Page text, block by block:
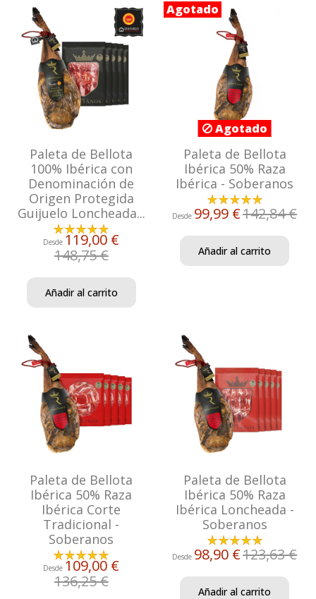
Paleta de Bellota
100% Ibérica con
Denominación de
Origen Protegida
Guijuelo Loncheada...
Desde 119,00 €
148,75 €
Añadir al carrito
Agotado
Agotado
Paleta de Bellota
Ibérica 50% Raza
Ibérica - Soberanos
Desde 99,99 €142,84 €
Añadir al carrito
Paleta de Bellota
Ibérica 50% Raza
Ibérica Corte
Tradicional -
Soberanos
Desde 109,00 €
136,25 €
Paleta de Bellota
Ibérica 50% Raza
Ibérica Loncheada -
Soberanos
Desde 98,90 €123,63 €
Añadir al carrito